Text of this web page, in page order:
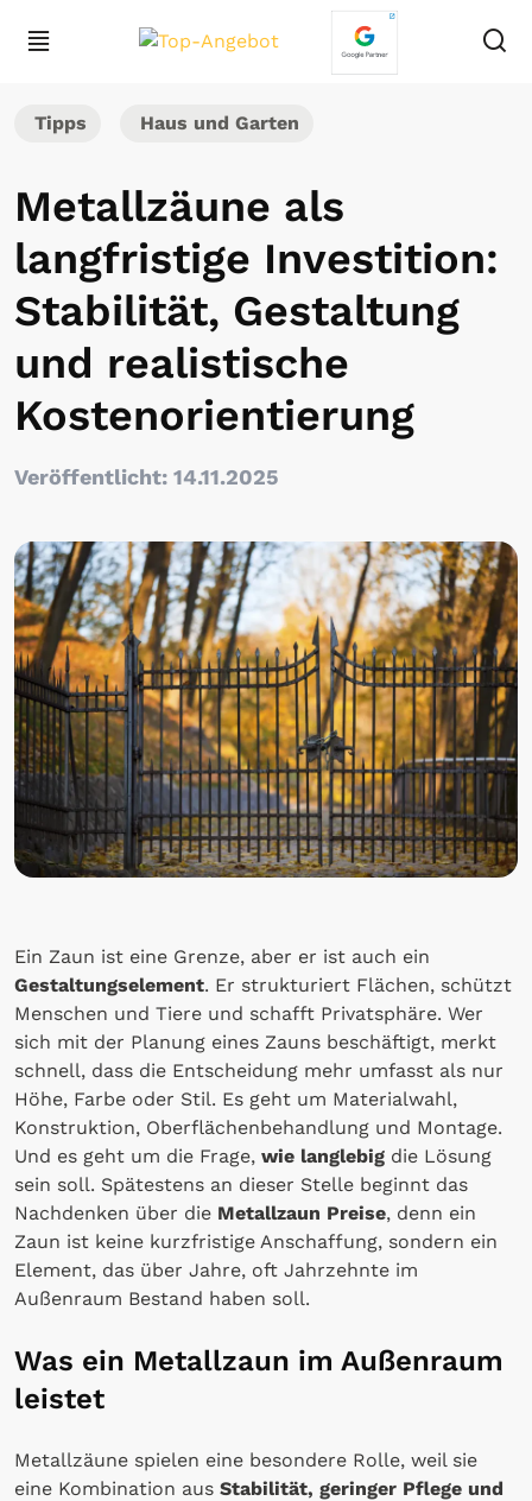
Tipps Haus und Garten
Metallzäune als
langfristige Investition:
Stabilität, Gestaltung
und realistische
Kostenorientierung
Veröffentlicht: 14.11.2025
Ein Zaun ist eine Grenze, aber er ist auch ein
Gestaltungselement. Er strukturiert Flächen, schützt
Menschen und Tiere und schafft Privatsphäre. Wer
sich mit der Planung eines Zauns beschäftigt, merkt
schnell, dass die Entscheidung mehr umfasst als nur
Höhe, Farbe oder Stil. Es geht um Materialwahl,
Konstruktion, Oberflächenbehandlung und Montage.
Und es geht um die Frage, wie langlebig die Lösung
sein soll. Spätestens an dieser Stelle beginnt das
Nachdenken über die Metallzaun Preise, denn ein
Zaun ist keine kurzfristige Anschaffung, sondern ein
Element, das über Jahre, oft Jahrzehnte im
Außenraum Bestand haben soll.
Was ein Metallzaun im Außenraum
leistet
Metallzäune spielen eine besondere Rolle, weil sie
eine Kombination aus Stabilität, geringer Pflege und